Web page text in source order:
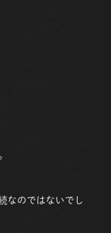
なのではないでし